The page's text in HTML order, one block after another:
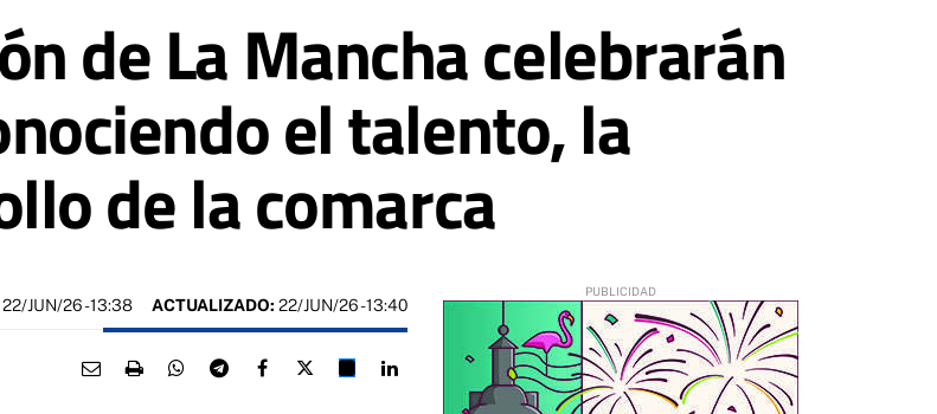
de La Mancha celebrarán
el talento, la
de la comarca
22/JUN/26- 13:38 ACTUALIZADO: 22/JUN/26 - 13:40